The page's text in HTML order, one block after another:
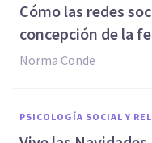
Cómo las redes
concepción de la
Norma Conde
PSICOLOGÍA SOCIAL Y